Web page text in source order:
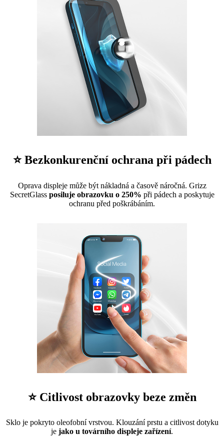
⭐ Bezkonkurenční ochrana při pádech
Oprava displeje může být nákladná a časově náročná. Grizz
SecretGlass posiluje obrazovku o 250% při pádech a poskytuje
ochranu před poškrábáním.
⭐ Citlivost obrazovky beze změn
Sklo je pokryto oleofobní vrstvou. Klouzání prstu a citlivost dotyku
je jako u továrního displeje zařízení.